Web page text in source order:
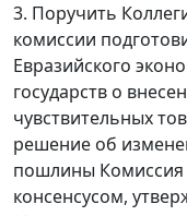
3. Поручить
комиссии
Евразийского
государств о
чувствительных
решение об
пошлины
консенсусом,